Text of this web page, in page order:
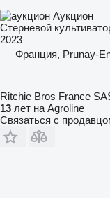
Аукцион
Стерневой
2023
Франция, Prunay-
Ritchie Bros France
13 лет на Agroline
Связаться с